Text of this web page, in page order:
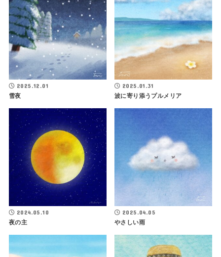
2025.12.01
雪夜
2025.01.31
波に寄り添うプルメリア
2024.05.10
夜の主
2025.04.05
やさしい雨